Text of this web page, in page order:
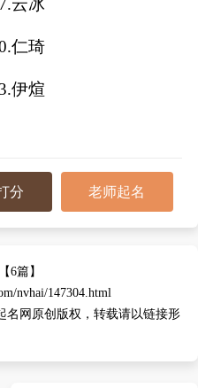
仁琦
伊煊
分 老师起名
6篇】
nvhai/147304.html
名网原创版权，转载请以链接形